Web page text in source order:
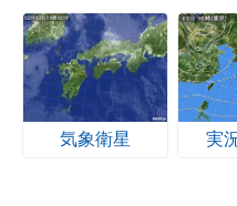
気象衛星 実